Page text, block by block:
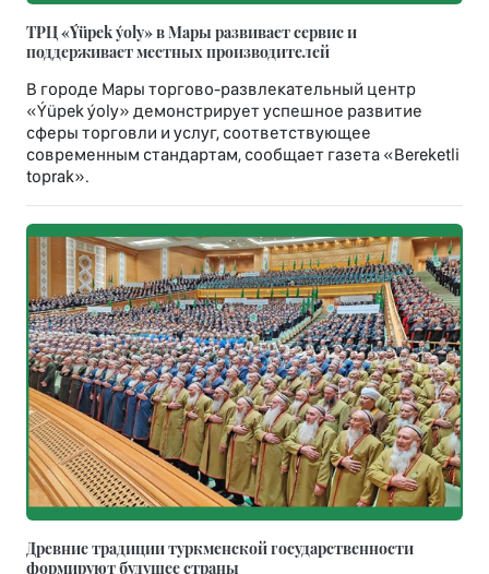
ТРЦ «Ýüpek ýoly» в Мары развивает сервис и
поддерживает местных производителей
В городе Мары торгово-развлекательный центр
«Ýüpek ýoly» демонстрирует успешное развитие
сферы торговли и услуг, соответствующее
современным стандартам, сообщает газета «Bereketli
toprak».
Древние традиции туркменской государственности
формируют будущее страны